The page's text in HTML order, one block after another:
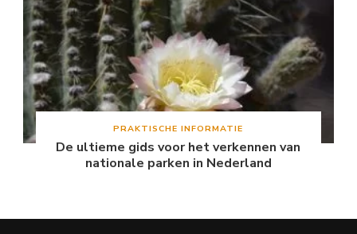
PRAKTISCHE INFORMATIE
De ultieme gids voor het verkennen van
nationale parken in Nederland